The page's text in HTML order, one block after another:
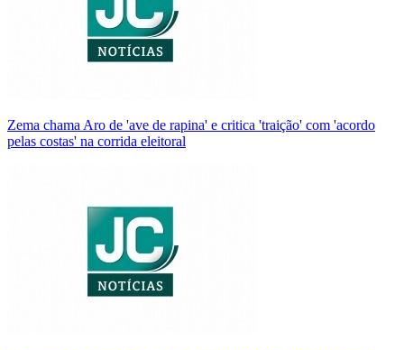
Zema chama Aro de 'ave de rapina' e critica 'traição' com 'acordo
pelas costas' na corrida eleitoral